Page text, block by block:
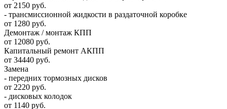
от 2150 руб.
- трансмиссионной жидкости в раздаточной коробке
от 1280 руб.
Демонтаж / монтаж КПП
от 12080 руб.
Капитальный ремонт АКПП
от 34440 руб.
Замена
- передних тормозных дисков
от 2220 руб.
- дисковых колодок
от 1140 руб.